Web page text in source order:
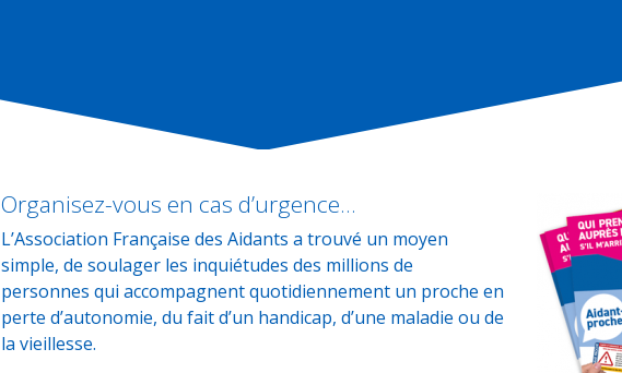
Organisez-vous en cas d’urgence…
L’Association Française des Aidants a trouvé un moyen
simple, de soulager les inquiétudes des millions de
personnes qui accompagnent quotidiennement un proche en
perte d’autonomie, du fait d’un handicap, d’une maladie ou de
la vieillesse.